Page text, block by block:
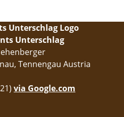
Unterschlag
, Tennengau Austria
21) via Google.com